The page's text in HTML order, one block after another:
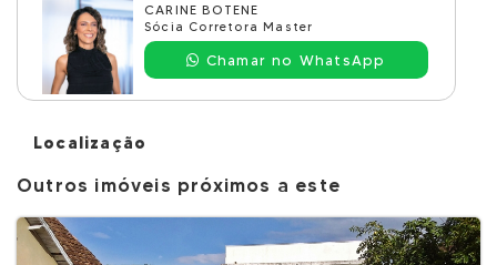
CARINE BOTENE
Sócia Corretora Master
Chamar no WhatsApp
Localização
Outros imóveis próximos a este